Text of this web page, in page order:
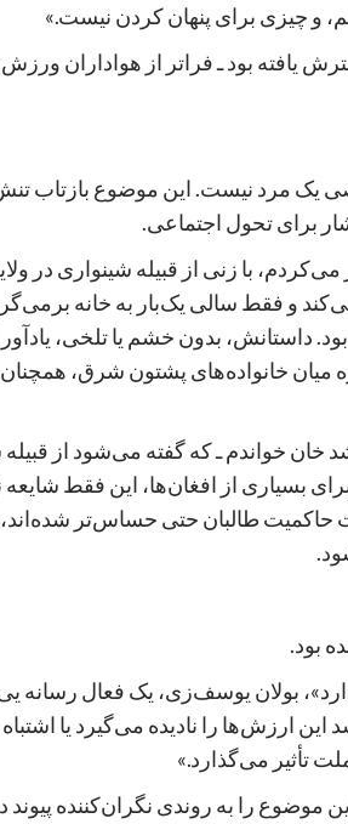
و چیزی برای پنهان کردن نیست.»
یافته بود ـ فراتر از هواداران
یک مرد نیست. این موضوع بازتاب
برای تحول اجتماعی.
با زنی از قبیله شینواری در
و فقط سالی یک‌بار به خانه
داستانش، بدون خشم یا تلخی، یادآور
میان خانواده‌های پشتون شرق،
خان خواندم ـ که گفته می‌شود از
ـ ازدواج اولش در اکتبر ۲۰۲۴ و دومین در اگست ۲۰۲۵. برای بسیاری از افغان‌ها، این
طالبان حتی حساس‌تر شده‌اند،
بود.
بولان یوسف‌زی، یک فعال رسانه یی
ارزش‌ها را نادیده می‌گیرد یا
تأثیر می‌گذارد.»
موضوع را به روندی نگران‌کننده پیوند